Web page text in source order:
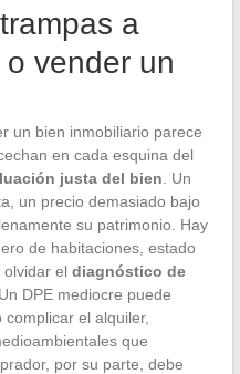
a
vender un
un bien inmobiliario parece
en cada esquina del
justa del bien . Un
un precio demasiado bajo
su patrimonio. Hay
de habitaciones, estado
olvidar el diagnóstico de
Un DPE mediocre puede
el alquiler,
que
por su parte, debe